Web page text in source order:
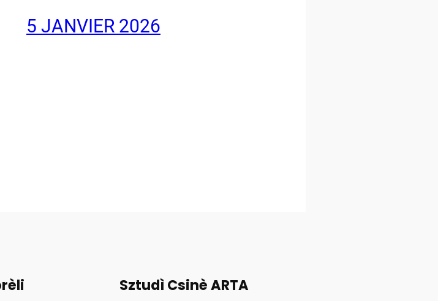
5 JANVIER 2026
Sztudì Csinè ARTA